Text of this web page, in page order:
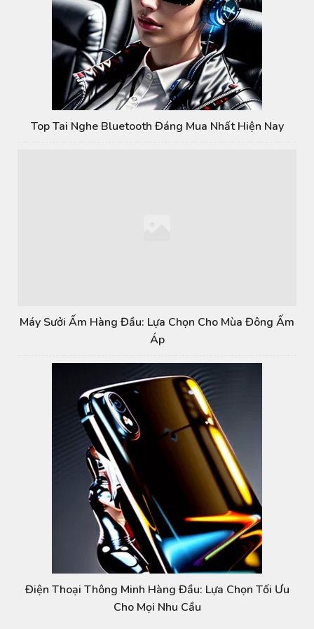
Top Tai Nghe Bluetooth Đáng Mua Nhất Hiện Nay
Máy Sưởi Ấm Hàng Đầu: Lựa Chọn Cho Mùa Đông Ấm
Áp
Điện Thoại Thông Minh Hàng Đầu: Lựa Chọn Tối Ưu
Cho Mọi Nhu Cầu